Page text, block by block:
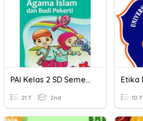
PAI Kelas 2 SD Semester 2
21 T 2nd 10 T